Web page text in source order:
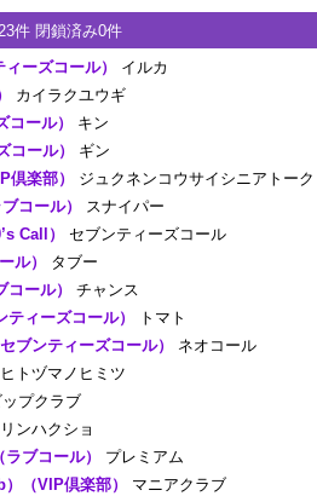
件 閉鎖済み0件
ーズコール）
イルカ
カイラクユウギ
ール）
キン
ール）
ギン
楽部）
ジュクネンコウサイシニアトーク
コール）
スナイパー
Call）
セブンティーズコール
ル）
タブー
ール）
チャンス
ィーズコール）
トマト
ブンティーズコール）
ネオコール
ヒトヅマノヒミツ
ップクラブ
ンハクショ
ブコール）
プレミアム
（VIP倶楽部）
マニアクラブ